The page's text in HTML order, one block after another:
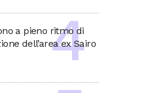
a pieno ritmo di
dell’area ex Sairo